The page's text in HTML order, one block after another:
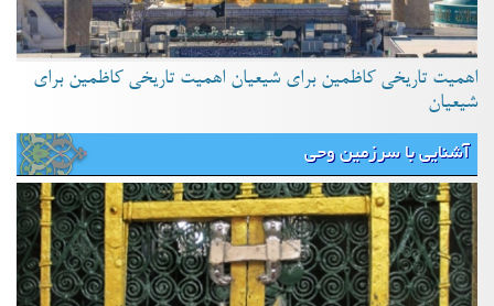
اهمیت تاریخی کاظمین برای شیعیان اهمیت تاریخی کاظمین برای
شیعیان
آشنایی با سرزمین وحی